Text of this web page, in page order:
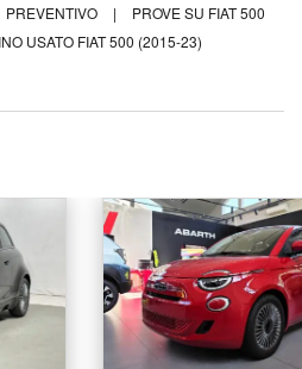
PREVENTIVO |
PROVE SU FIAT 500
USATO FIAT 500 (2015-23)